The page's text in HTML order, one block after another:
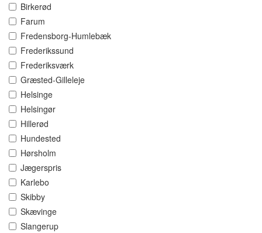
Birkerød
Farum
Fredensborg-Humlebæk
Frederikssund
Frederiksværk
Græsted-Gilleleje
Helsinge
Helsingør
Hillerød
Hundested
Hørsholm
Jægerspris
Karlebo
Skibby
Skævinge
Slangerup